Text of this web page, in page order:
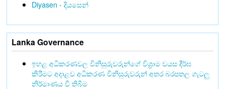
Diyasen - දියසෙන්
Lanka Governance
ඉහළ අධිකරණවල විනිසුරුවරුන්ගේ විශ්‍රාම වයස දීර්ඝ
කිරීමට අදාළව අධිකරණ විනිසුරුවරුන් අතර බරපතල ගැටලු
නිර්මාණය වී තිබීම